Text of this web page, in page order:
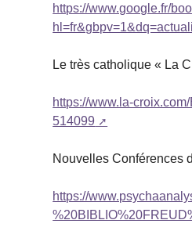
https://www.google.fr/
Le très catholique « La
https://www.la-
514099
Nouvelles Conférences
https://